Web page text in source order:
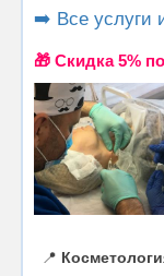
➡️ Все услуги
🎁 Cкидка 5%
📍